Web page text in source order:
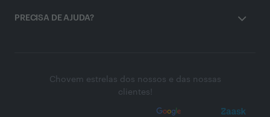
PRECISA DE AJUDA?
Chovem estrelas dos nossos e das nossas
clientes!